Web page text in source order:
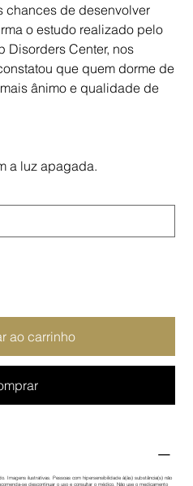
chances de desenvolver
o estudo realizado pelo
Disorders Center, nos
que quem dorme de
ânimo e qualidade de
a luz apagada.
ao carrinho
Imagens ilustrativas. Pessoas com hipersensibilidade à(às) substância(s) não
se descontinuar o uso e consultar o médico. Não use o medicamento